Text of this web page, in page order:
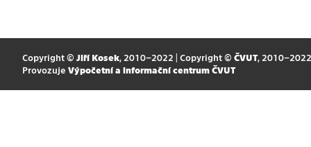
Copyright © Jiří Kosek, 2010–2022 | Copyright © ČVUT, 2010–2022
Provozuje Výpočetní a informační centrum ČVUT